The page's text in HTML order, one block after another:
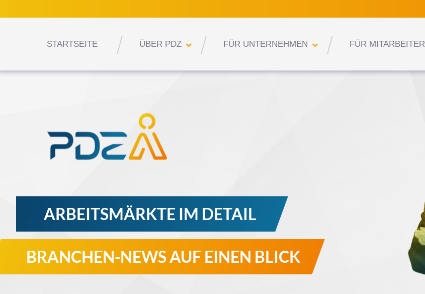
STARTSEITE ÜBER PDZ FÜR UNTERNEHMEN FÜR MITARBEITER
ARBEITSMÄRKTE IM DETAIL
BRANCHEN-NEWS AUF EINEN BLICK